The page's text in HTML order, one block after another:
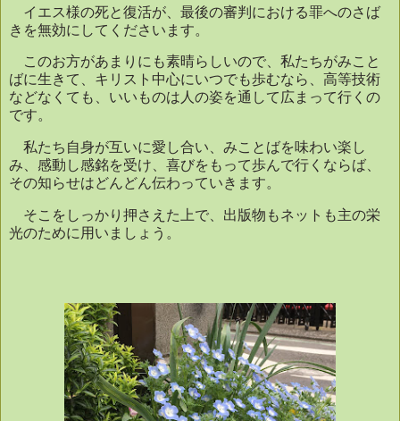
イエス様の死と復活が、最後の審判における罪へのさば
きを無効にしてくださいます。
このお方があまりにも素晴らしいので、私たちがみこと
ばに生きて、キリスト中心にいつでも歩むなら、高等技術
などなくても、いいものは人の姿を通して広まって行くの
です。
私たち自身が互いに愛し合い、みことばを味わい楽し
み、感動し感銘を受け、喜びをもって歩んで行くならば、
その知らせはどんどん伝わっていきます。
そこをしっかり押さえた上で、出版物もネットも主の栄
光のために用いましょう。